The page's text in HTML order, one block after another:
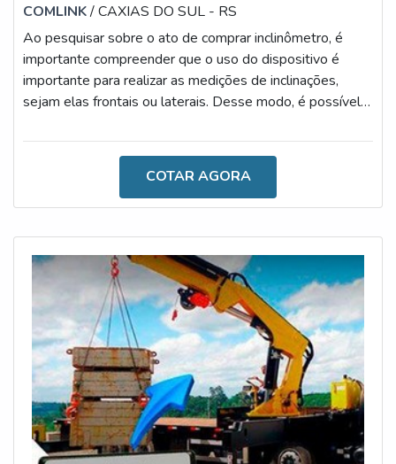
COMLINK/ CAXIAS DO SUL - RS
Ao pesquisar sobre o ato de comprar inclinômetro, é
importante compreender que o uso do dispositivo é
importante para realizar as medições de inclinações,
sejam elas frontais ou laterais. Desse modo, é possível
que se dá por meio de um display.Os sensores
do ângulo de inclinação e impedem o basculamento,
podendo ser encontrados em diferentes modelos, como
COTAR AGORA